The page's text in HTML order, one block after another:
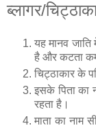
ब्‍लागर/
यह मानव जाति
है और कटता
चिट्ठाकार के
इसके पिता का
रहता है।
माता का नाम